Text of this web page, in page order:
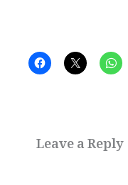
Leave a Reply